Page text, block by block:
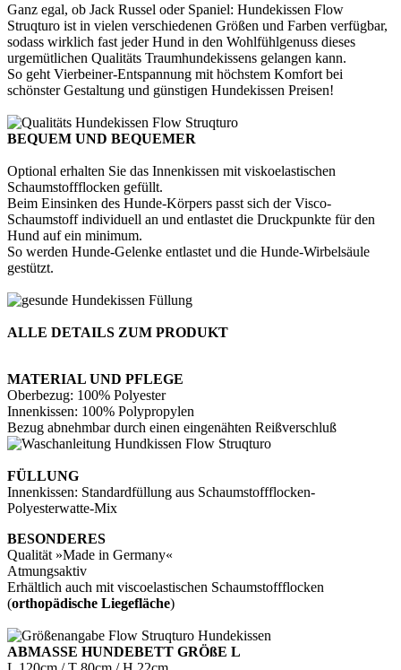
Ganz egal, ob Jack Russel oder Spaniel: Hundekissen Flow
Struqturo ist in vielen verschiedenen Größen und Farben verfügbar,
sodass wirklich fast jeder Hund in den Wohlfühlgenuss dieses
urgemütlichen Qualitäts Traumhundekissens gelangen kann.
So geht Vierbeiner-Entspannung mit höchstem Komfort bei
schönster Gestaltung und günstigen Hundekissen Preisen!
BEQUEM UND BEQUEMER
Optional erhalten Sie das Innenkissen mit viskoelastischen
Schaumstoffflocken gefüllt.
Beim Einsinken des Hunde-Körpers passt sich der Visco-
Schaumstoff individuell an und entlastet die Druckpunkte für den
Hund auf ein minimum.
So werden Hunde-Gelenke entlastet und die Hunde-Wirbelsäule
gestützt.
ALLE DETAILS ZUM PRODUKT
MATERIAL UND PFLEGE
Oberbezug: 100% Polyester
Innenkissen: 100% Polypropylen
Bezug abnehmbar durch einen eingenähten Reißverschluß
FÜLLUNG
Innenkissen: Standardfüllung aus Schaumstoffflocken-
Polyesterwatte-Mix
BESONDERES
Qualität »Made in Germany«
Atmungsaktiv
Erhältlich auch mit viscoelastischen Schaumstoffflocken
(orthopädische Liegefläche)
ABMASSE HUNDEBETT GRÖßE L